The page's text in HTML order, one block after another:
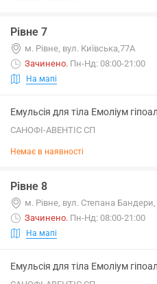
Рівне 7
м. Рівне, вул. Київська,77А
Зачинено. Пн-Нд: 08:00-21:00
На мапі
Емульсія для тіла Емоліум
САНОФІ-АВЕНТІС СП
Немає в наявності
Рівне 8
м. Рівне, вул. Степана Бандери,
Зачинено. Пн-Нд: 08:00-21:00
На мапі
Емульсія для тіла Емоліум